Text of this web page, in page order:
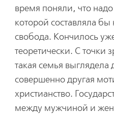
время поняли, что
которой составляла бы
свобода. Кончилось
теоретически. С
такая семья
совершенно другая
христианство.
между мужчиной и